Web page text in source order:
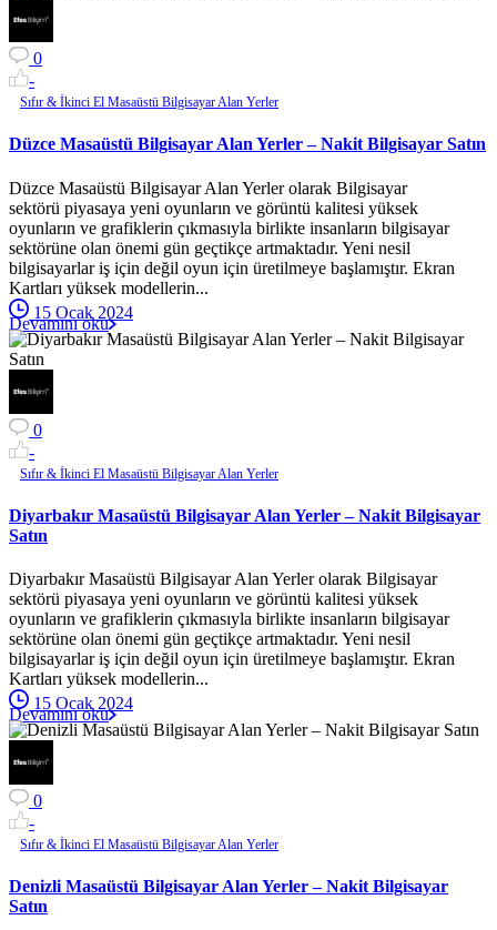
0
-
Sıfır & İkinci El Masaüstü Bilgisayar Alan Yerler
Düzce Masaüstü Bilgisayar Alan Yerler – Nakit Bilgisayar Satın
Düzce Masaüstü Bilgisayar Alan Yerler olarak Bilgisayar
sektörü piyasaya yeni oyunların ve görüntü kalitesi yüksek
oyunların ve grafiklerin çıkmasıyla birlikte insanların bilgisayar
sektörüne olan önemi gün geçtikçe artmaktadır. Yeni nesil
bilgisayarlar iş için değil oyun için üretilmeye başlamıştır. Ekran
Kartları yüksek modellerin...
15 Ocak 2024
Devamını oku
0
-
Sıfır & İkinci El Masaüstü Bilgisayar Alan Yerler
Diyarbakır Masaüstü Bilgisayar Alan Yerler – Nakit Bilgisayar
Satın
Diyarbakır Masaüstü Bilgisayar Alan Yerler olarak Bilgisayar
sektörü piyasaya yeni oyunların ve görüntü kalitesi yüksek
oyunların ve grafiklerin çıkmasıyla birlikte insanların bilgisayar
sektörüne olan önemi gün geçtikçe artmaktadır. Yeni nesil
bilgisayarlar iş için değil oyun için üretilmeye başlamıştır. Ekran
Kartları yüksek modellerin...
15 Ocak 2024
Devamını oku
0
-
Sıfır & İkinci El Masaüstü Bilgisayar Alan Yerler
Denizli Masaüstü Bilgisayar Alan Yerler – Nakit Bilgisayar
Satın